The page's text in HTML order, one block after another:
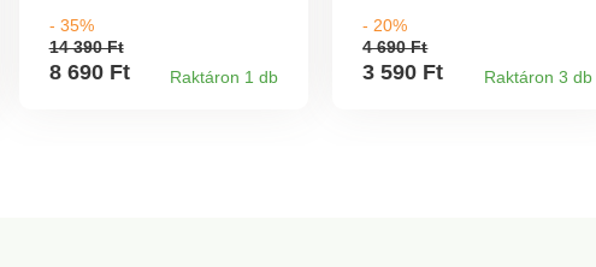
Eredeti áttört mintával.
Kerek nyakkivágás,
mokkás gombos patenttal
- 35%
14 390 Ft
8 690 Ft Raktáron 1 db
Széles pántok. Egyenes
szegély. Oeko-Tex 100-as
szabvány (n° CQ 1216/3).
- 20%
4 690 Ft
3 590 Ft Raktáron 3 db